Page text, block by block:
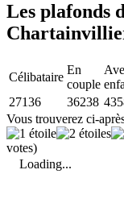
Les plafonds
Célibataire
En
couple
27136
36238
Vous trouverez ci-
votes)
Loading...